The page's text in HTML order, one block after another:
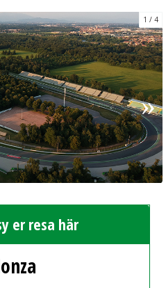
1 4
er resa här